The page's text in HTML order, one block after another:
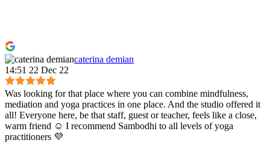
caterina demian
14:51 22 Dec 22
Was looking for that place where you can combine mindfulness,
mediation and yoga practices in one place. And the studio offered it
all! Everyone here, be that staff, guest or teacher, feels like a close,
warm friend ☺️ I recommend Sambodhi to all levels of yoga
practitioners 💜